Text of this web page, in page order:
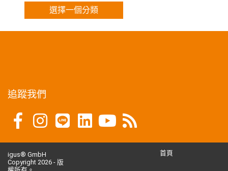
選擇一個分類
追蹤我們
igus® GmbH
Copyright 2026 - 版
首頁